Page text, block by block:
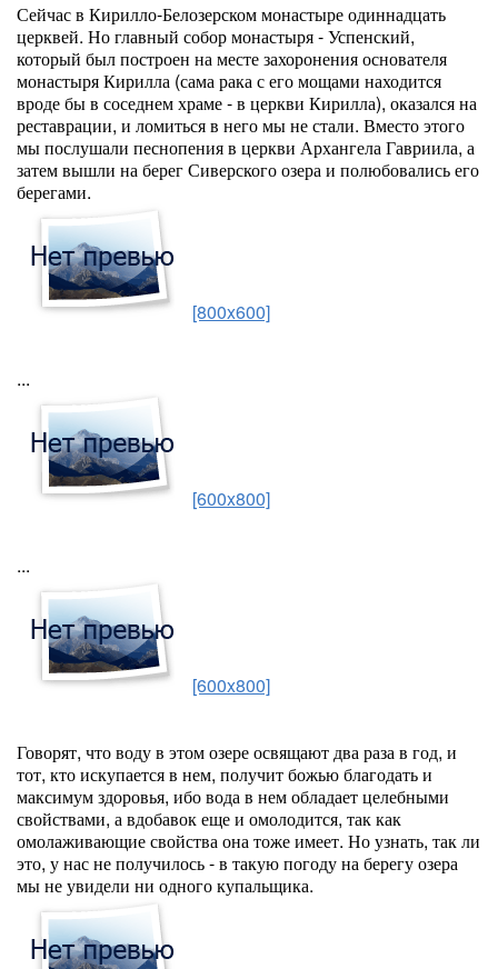
Сейчас в Кирилло-Белозерском монастыре одиннадцать
церквей. Но главный собор монастыря - Успенский,
который был построен на месте захоронения основателя
монастыря Кирилла (сама рака с его мощами находится
вроде бы в соседнем храме - в церкви Кирилла), оказался на
реставрации, и ломиться в него мы не стали. Вместо этого
мы послушали песнопения в церкви Архангела Гавриила, а
затем вышли на берег Сиверского озера и полюбовались его
берегами.
[800x600]
...
[600x800]
...
[600x800]
Говорят, что воду в этом озере освящают два раза в год, и
тот, кто искупается в нем, получит божью благодать и
максимум здоровья, ибо вода в нем обладает целебными
свойствами, а вдобавок еще и омолодится, так как
омолаживающие свойства она тоже имеет. Но узнать, так ли
это, у нас не получилось - в такую погоду на берегу озера
мы не увидели ни одного купальщика.